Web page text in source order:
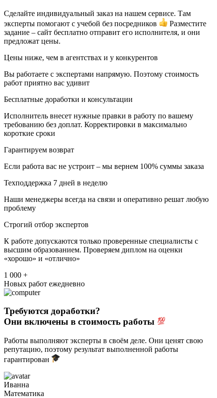
Сделайте индивидуальный заказ на нашем сервисе. Там
эксперты помогают с учебой без посредников
Разместите
задание – сайт бесплатно отправит его исполнителя, и они
предложат цены.
Цены ниже, чем в агентствах и у конкурентов
Вы работаете с экспертами напрямую. Поэтому стоимость
работ приятно вас удивит
Бесплатные доработки и консультации
Исполнитель внесет нужные правки в работу по вашему
требованию без доплат. Корректировки в максимально
короткие сроки
Гарантируем возврат
Если работа вас не устроит – мы вернем 100% суммы заказа
Техподдержка 7 дней в неделю
Наши менеджеры всегда на связи и оперативно решат любую
проблему
Строгий отбор экспертов
К работе допускаются только проверенные специалисты с
высшим образованием. Проверяем диплом на оценки
«хорошо» и «отлично»
1 000 +
Новых работ ежедневно
Требуются доработки?
Они включены в стоимость работы
Работы выполняют эксперты в своём деле. Они ценят свою
репутацию, поэтому результат выполненной работы
гарантирован
Иванна
Математика